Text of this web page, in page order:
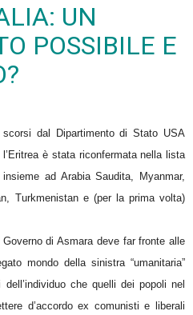
UN
POSSIBILE E
dal Dipartimento di Stato USA
è stata riconfermata nella lista
ad Arabia Saudita, Myanmar,
Turkmenistan e (per la prima volta)
di Asmara deve far fronte alle
mondo della sinistra “umanitaria”
che quelli dei popoli nel
d’accordo ex comunisti e liberali